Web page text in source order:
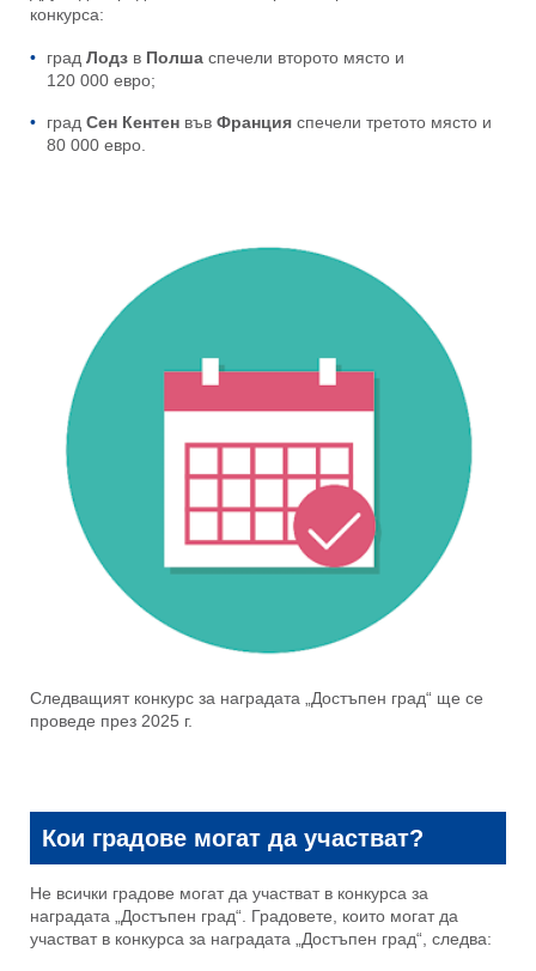
конкурса:
град Лодз в Полша спечели второто място и
120 000 евро;
град Сен Кентен във Франция спечели третото място и
80 000 евро.
Следващият конкурс за наградата „Достъпен град“ ще се
проведе през 2025 г.
Кои градове могат да участват?
Не всички градове могат да участват в конкурса за
наградата „Достъпен град“. Градовете, които могат да
участват в конкурса за наградата „Достъпен град“, следва: